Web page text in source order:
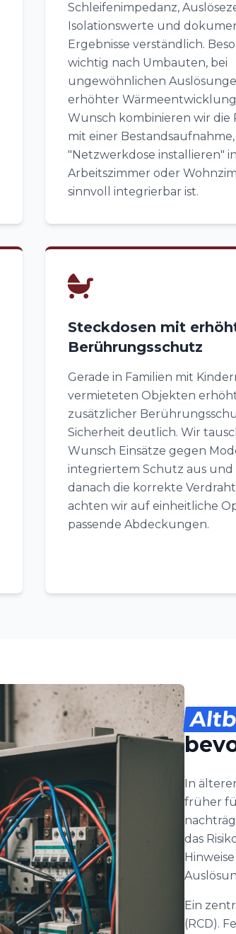
Schleifenimpedanz,
Isolationswerte und
Ergebnisse verständlich.
wichtig nach Umbauten, bei
ungewöhnlichen
erhöhter
Wunsch kombinieren wir die
mit einer
"Netzwerkdose installieren" in
Arbeitszimmer oder
sinnvoll integrierbar ist.
Steckdosen mit
Berührungsschutz
Gerade in Familien mit
vermieteten Objekten
zusätzlicher
Sicherheit deutlich. Wir
Wunsch Einsätze gegen
integriertem Schutz aus
danach die korrekte
achten wir auf einheitliche
passende Abdeckungen.
In
früher
das
Ein
(RCD).